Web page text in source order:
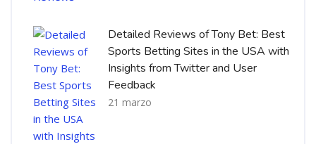
Detailed Reviews of Tony Bet: Best
Sports Betting Sites in the USA with
Insights from Twitter and User
Feedback
21 marzo